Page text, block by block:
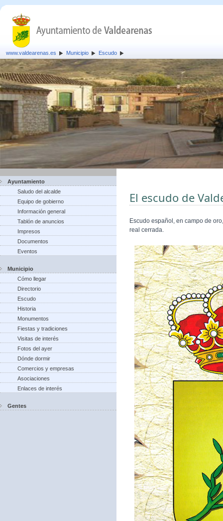
www.valdearenas.es Municipio Escudo
Ayuntamiento
Saludo del alcalde
Equipo de gobierno
Información general
Tablón de anuncios
Impresos
Documentos
Eventos
Municipio
Cómo llegar
Directorio
Escudo
Historia
Monumentos
Fiestas y tradiciones
Visitas de interés
Fotos del ayer
Dónde dormir
Comercios y empresas
Asociaciones
Enlaces de interés
Gentes
El escudo de
Escudo español, en campo de
real cerrada.